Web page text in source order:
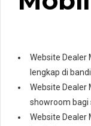
Website Dealer
lengkap di
Website Dealer
showroom bagi
Website Dealer